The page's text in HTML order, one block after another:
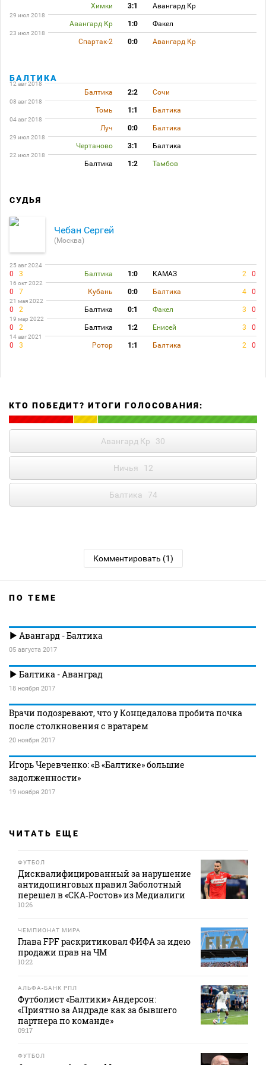
Химки 3:1 Авангард Кр
29 июл 2018
Авангард Кр 1:0 Факел
23 июл 2018
Спартак-2 0:0 Авангард Кр
БАЛТИКА
12 авг 2018
Балтика 2:2 Сочи
08 авг 2018
Томь 1:1 Балтика
04 авг 2018
Луч 0:0 Балтика
29 июл 2018
Чертаново 3:1 Балтика
22 июл 2018
Балтика 1:2 Тамбов
СУДЬЯ
Чебан Сергей
(Москва)
25 авг 2024
0 3 Балтика 1:0 КАМАЗ 2 0
16 окт 2022
0 7 Кубань 0:0 Балтика 4 0
21 мая 2022
0 2 Балтика 0:1 Факел 3 0
19 мар 2022
0 2 Балтика 1:2 Енисей 3 0
14 авг 2021
0 3 Ротор 1:1 Балтика 2 0
КТО ПОБЕДИТ? ИТОГИ ГОЛОСОВАНИЯ:
Авангард Кр 30
Ничья 12
Балтика 74
Комментировать (1)
ПО ТЕМЕ
Авангард - Балтика
05 августа 2017
Балтика - Аванград
18 ноября 2017
Врачи подозревают, что у Концедалова пробита почка
после столкновения с вратарем
20 ноября 2017
Игорь Черевченко: «В «Балтике» большие
задолженности»
19 ноября 2017
ЧИТАТЬ ЕЩЕ
ФУТБОЛ
Дисквалифицированный за нарушение
антидопинговых правил Заболотный
перешел в «СКА‑Ростов» из Медиалиги
10:26
ЧЕМПИОНАТ МИРА
Глава FPF раскритиковал ФИФА за идею
продажи прав на ЧМ
10:22
АЛЬФА-БАНК РПЛ
Футболист «Балтики» Андерсон:
«Приятно за Андраде как за бывшего
партнера по команде»
09:17
ФУТБОЛ